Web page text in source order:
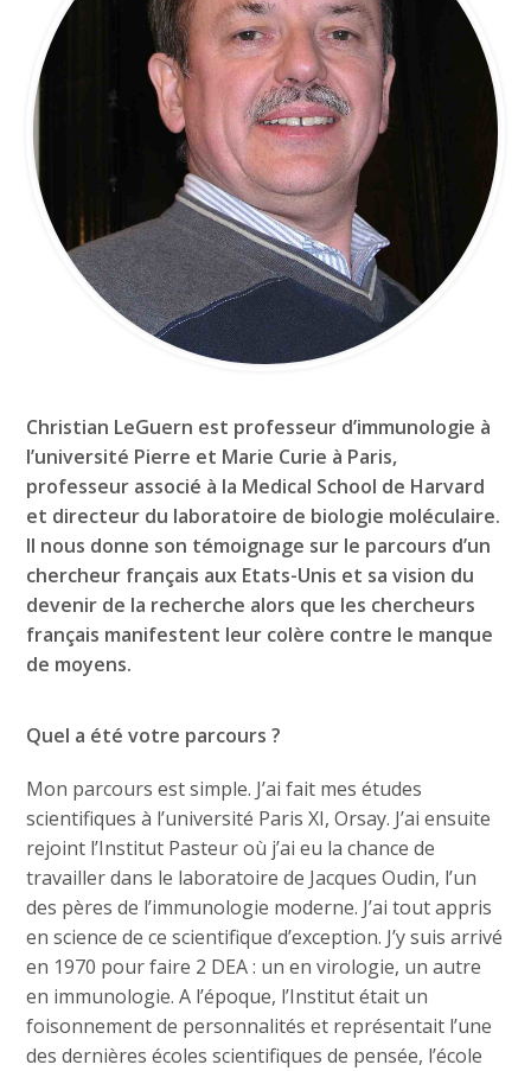
Christian LeGuern est professeur d’immunologie à
l’université Pierre et Marie Curie à Paris,
professeur associé à la Medical School de Harvard
et directeur du laboratoire de biologie moléculaire.
Il nous donne son témoignage sur le parcours d’un
chercheur français aux Etats-Unis et sa vision du
devenir de la recherche alors que les chercheurs
français manifestent leur colère contre le manque
de moyens.
Quel a été votre parcours ?
Mon parcours est simple. J’ai fait mes études
scientifiques à l’université Paris XI, Orsay. J’ai ensuite
rejoint l’Institut Pasteur où j’ai eu la chance de
travailler dans le laboratoire de Jacques Oudin, l’un
des pères de l’immunologie moderne. J’ai tout appris
en science de ce scientifique d’exception. J’y suis arrivé
en 1970 pour faire 2 DEA : un en virologie, un autre
en immunologie. A l’époque, l’Institut était un
foisonnement de personnalités et représentait l’une
des dernières écoles scientifiques de pensée, l’école